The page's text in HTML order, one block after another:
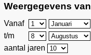
Weergegevens
Vanaf
t/m
aantal jaren